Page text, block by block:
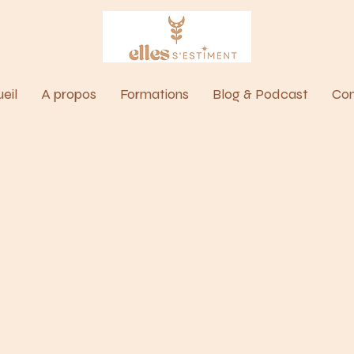
A propos Formations Blog & Podcast